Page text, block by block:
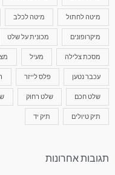
מיטה לחתול מיטה לכלב
מיקרופונים מכונית על שלט
מסכת צלילה מעיל
עכבר נטען פלס לייזר
שלט חכם שלט רחוק
תיק טיולים תיק יד
תגובות אחרונות